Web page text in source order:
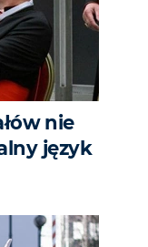
nie
język